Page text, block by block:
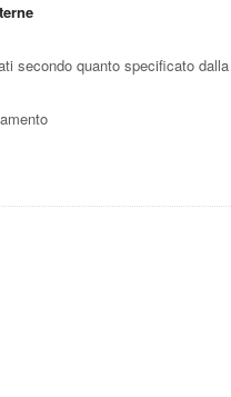
secondo quanto specificato